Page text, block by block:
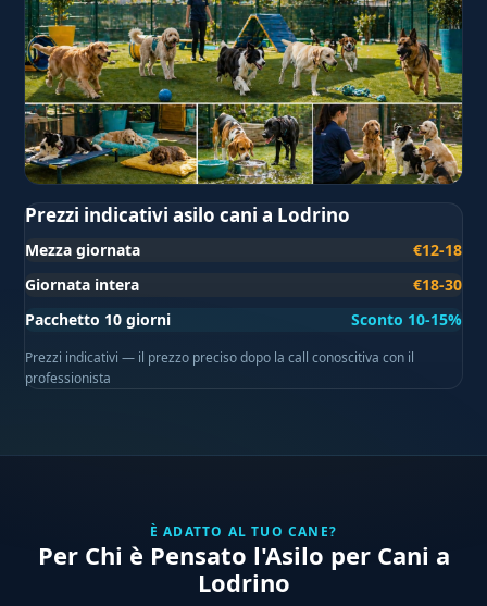
Prezzi indicativi asilo cani a Lodrino
Mezza giornata
€12-18
Giornata intera
€18-30
Pacchetto 10 giorni
Sconto 10-15%
Prezzi indicativi — il prezzo preciso dopo la call conoscitiva con il
professionista
È ADATTO AL TUO CANE?
Per Chi è Pensato l'Asilo per Cani a
Lodrino